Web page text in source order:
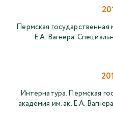
Пермская государственная
Е.А. Вагнера.
Интернатура. Пермская
академия им. ак. Е.А.